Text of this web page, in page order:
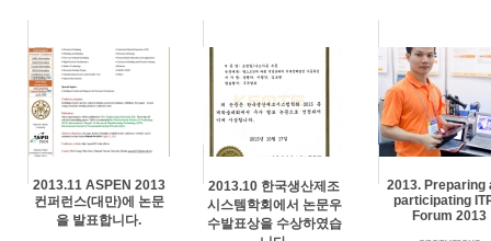
2013.11 ASPEN 2013
컨퍼런스(대만)에 논문
을 발표합니다.
2013.10 한국생산제조
시스템학회에서 논문우
수발표상을 수상하였습
2013. Preparing
participating
Forum 2013